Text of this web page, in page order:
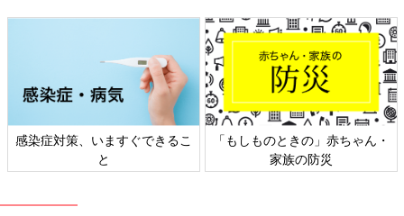
感染症対策、いますぐできるこ
と
「もしものときの」赤ちゃん・
家族の防災